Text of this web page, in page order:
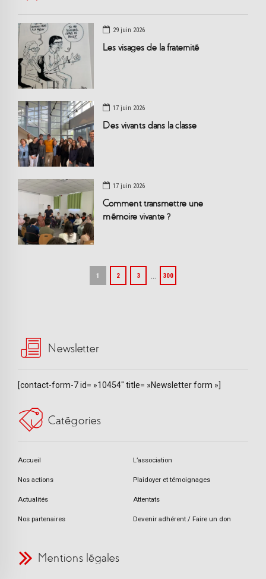
29 juin 2026
Les visages de la fraternité
17 juin 2026
Des vivants dans la classe
17 juin 2026
Comment transmettre une
mémoire vivante ?
1 2 3 300
Newsletter
[contact-form-7 id= »10454″ title= »Newsletter form »]
Catégories
Accueil L’association
Nos actions Plaidoyer et témoignages
Actualités Attentats
Nos partenaires Devenir adhérent / Faire un don
Mentions légales